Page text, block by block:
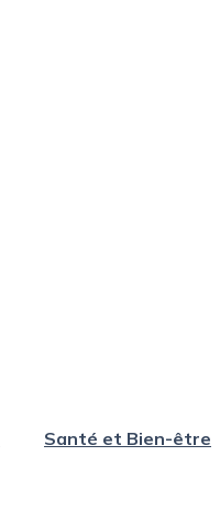
Santé et Bien-être